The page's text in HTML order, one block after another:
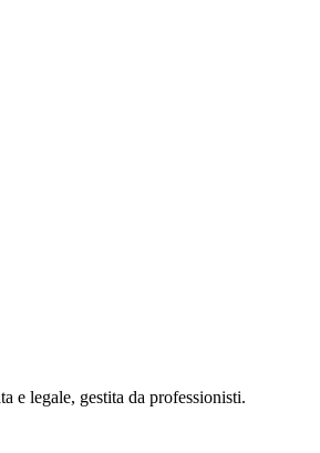
e legale, gestita da professionisti.